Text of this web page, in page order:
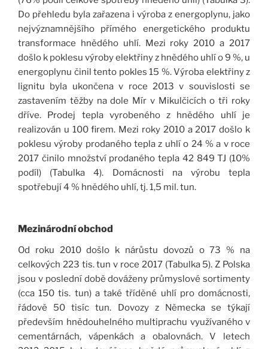
Do přehledu byla zařazena i výroba z energoplynu, jako
nejvýznamnějšího přímého energetického produktu
transformace hnědého uhlí. Mezi roky 2010 a 2017
došlo k poklesu výroby elektřiny z hnědého uhlí o 9 %, u
energoplynu činil tento pokles 15 %. Výroba elektřiny z
lignitu byla ukončena v roce 2013 v souvislosti se
zastavením těžby na dole Mír v Mikulčicích o tři roky
dříve. Prodej tepla vyrobeného z hnědého uhlí je
realizován u 100 firem. Mezi roky 2010 a 2017 došlo k
poklesu výroby prodaného tepla z uhlí o 24 % a v roce
2017 činilo množství prodaného tepla 42 849 TJ (10%
podíl) (Tabulka 4). Domácnosti na výrobu tepla
spotřebují 4 % hnědého uhlí, tj. 1,5 mil. tun.
Mezinárodní obchod
Od roku 2010 došlo k nárůstu dovozů o 73 % na
celkových 223 tis. tun v roce 2017 (Tabulka 5). Z Polska
jsou v poslední době dováženy průmyslové sortimenty
(cca 150 tis. tun) a také tříděné uhlí pro domácnosti,
řádově 50 tisíc tun. Dovozy z Německa se týkají
především hnědouhelného multiprachu využívaného v
cementárnách, vápenkách a obalovnách. V letech